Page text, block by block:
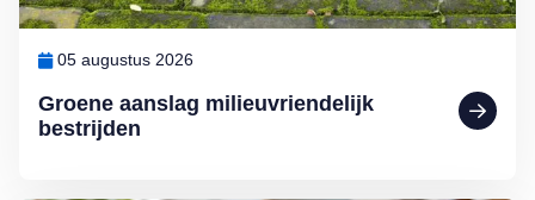
Groene aanslag milieuvriendelijk
bestrijden
05 augustus 2026